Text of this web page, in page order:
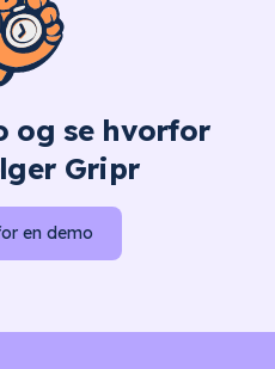
og se hvorfor
Gripr
en demo